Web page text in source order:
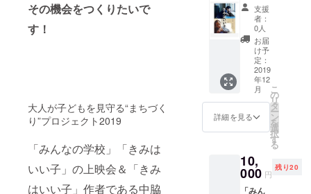
その機会をつくりたいで
す！
大人が子どもを見守る“まちづく
り”プロジェクト2019
「みんなの学校」「きみは
いい子」の上映会＆「きみ
はいい子」作者である中脇
支援
者：
0人
お届
け予
定：
2019
年12
月
詳細を見る
こ
の
リ
タ
ー
ン
を
選
択
す
る
10,
000 円
残り20
「みん